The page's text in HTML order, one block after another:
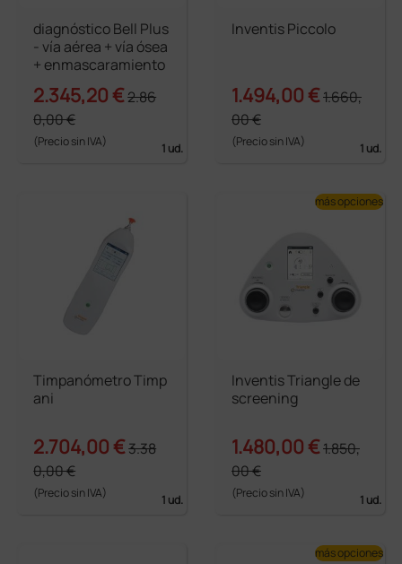
diagnóstico Bell Plus
- vía aérea + vía ósea
+ enmascaramiento
2.345,20 €2.86
0,00 €
(Precio sin IVA) 1 ud.
Inventis Piccolo
1.494,00 €1.660,
00 €
(Precio sin IVA) 1 ud.
Timpanómetro Timp
ani
2.704,00 €3.38
0,00 €
(Precio sin IVA) 1 ud.
Inventis Triangle de
screening
1.480,00 €1.850,
00 €
(Precio sin IVA) 1 ud.
más opciones
más opciones